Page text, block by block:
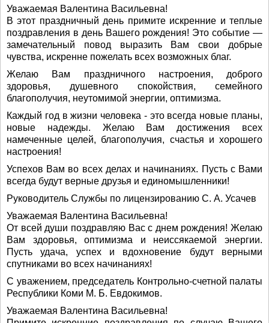
Уважаемая Валентина Васильевна!
В этот праздничный день примите искренние и теплые
поздравления в день Вашего рождения! Это событие —
замечательный повод выразить Вам свои добрые
чувства, искренне пожелать всех возможных благ.
Желаю Вам праздничного настроения, доброго
здоровья, душевного спокойствия, семейного
благополучия, неутомимой энергии, оптимизма.
Каждый год в жизни человека - это всегда новые планы,
новые надежды. Желаю Вам достижения всех
намеченные целей, благополучия, счастья и хорошего
настроения!
Успехов Вам во всех делах и начинаниях. Пусть с Вами
всегда будут верные друзья и единомышленники!
Руководитель Службы по лицензированию C. А. Усачев
Уважаемая Валентина Васильевна!
От всей души поздравляю Вас с днем рождения! Желаю
Вам здоровья, оптимизма и неиссякаемой энергии.
Пусть удача, успех и вдохновение будут верными
спутниками во всех начинаниях!
С уважением, председатель Контрольно-счетной палаты
Республики Коми М. Б. Евдокимов.
Уважаемая Валентина Васильевна!